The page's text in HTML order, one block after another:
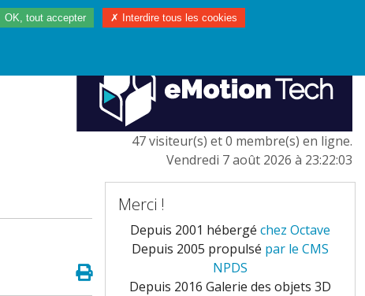
2023 L'EUROPE
47 visiteur(s) et 0 membre(s) en ligne.
Vendredi 7 août 2026 à 23:22:03
Merci !
Depuis 2001 hébergé chez Octave
Depuis 2005 propulsé par le CMS
NPDS
Depuis 2016 Galerie des objets 3D
OK, tout accepter ✗ Interdire tous les cookies